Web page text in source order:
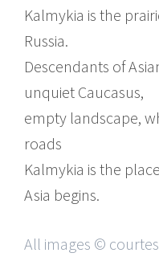
Kalmykia is the
Russia.
Descendants of
unquiet Caucasus,
empty landscape,
roads
Kalmykia is the
Asia begins.
All images ©